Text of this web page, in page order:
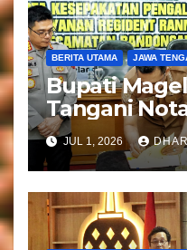
BERITA UTAMA JAWA
Bupati
Tangani
Pengalihan
Regident Di
Bandongan
JUL 1, 2026